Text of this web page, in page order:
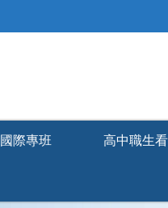
國際專班 高中職生